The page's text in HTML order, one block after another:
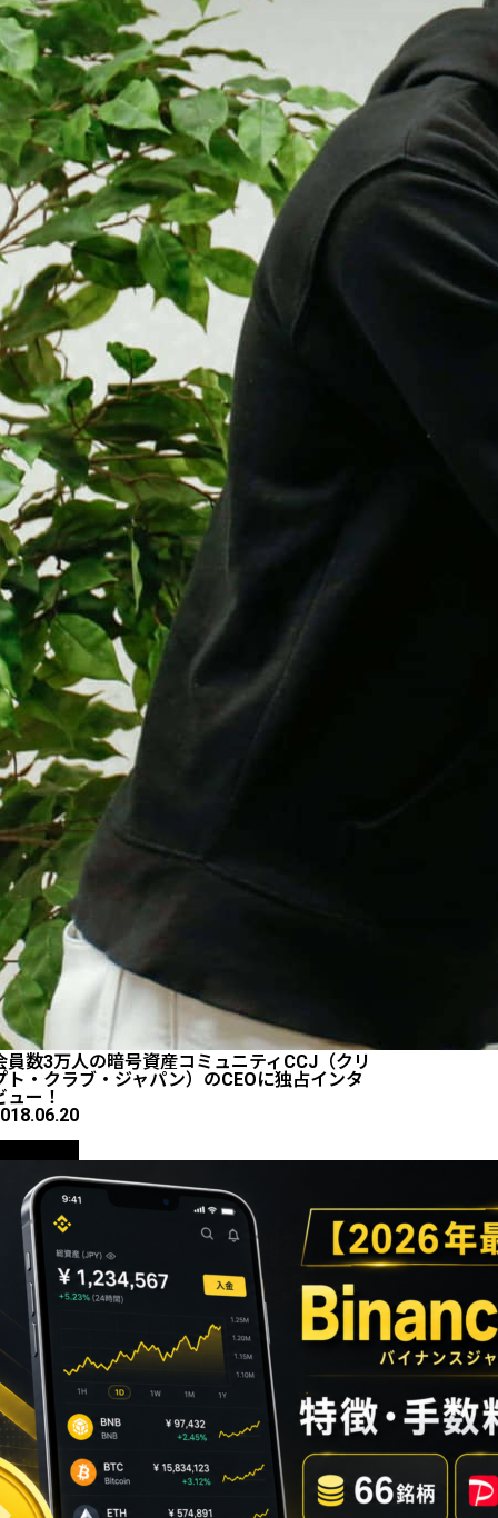
員数3万人の暗号資産コミュニティCCJ（クリ
ト・クラブ・ジャパン）のCEOに独占インタ
ュー！